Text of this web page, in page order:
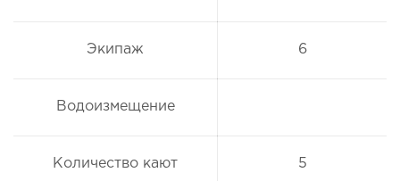
Экипаж 6
Водоизмещение
Количество кают 5